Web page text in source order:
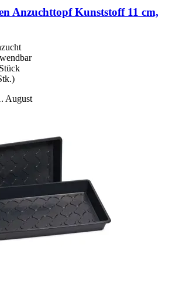
Anzuchttopf Kunststoff 11 cm,
August